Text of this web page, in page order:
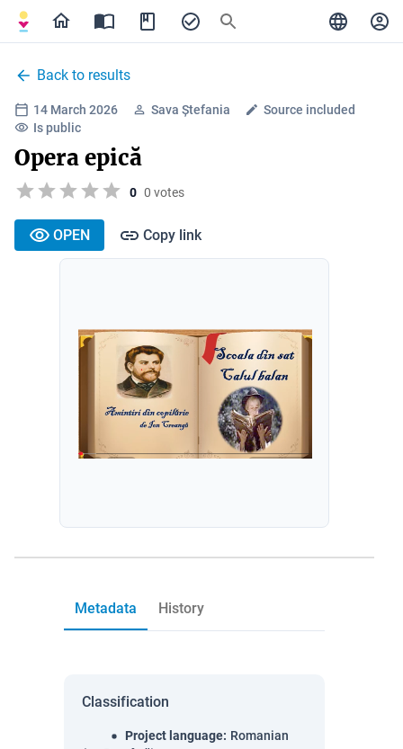
Back to results
14 March 2026 Sava Ștefania
Source included
Is public
Opera epică
0 0 votes
OPEN Copy link
Metadata History
Classification
Project language: Romanian